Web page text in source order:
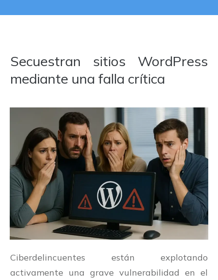
Secuestran sitios WordPress
mediante una falla crítica
Ciberdelincuentes están explotando
activamente una grave vulnerabilidad en el